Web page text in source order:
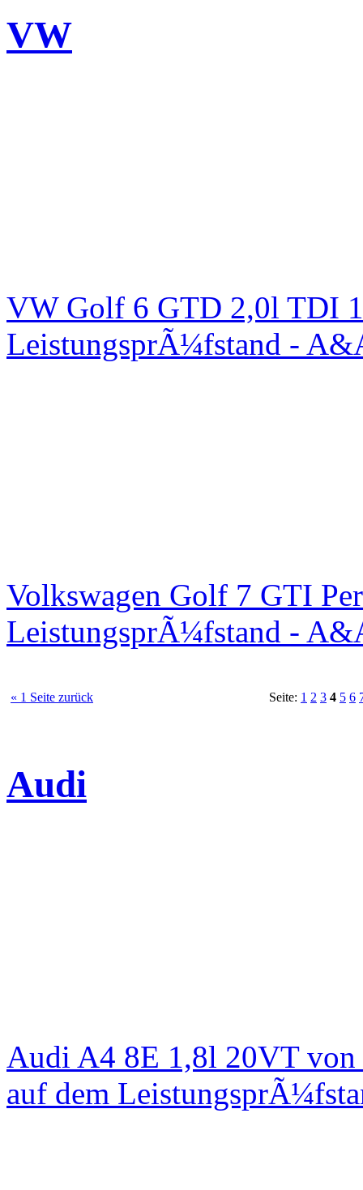
VW
VW Golf 6 GTD 2,0l TDI
LeistungsprÃ¼fstand -
Volkswagen Golf 7 GTI
LeistungsprÃ¼fstand -
« 1 Seite zurück Seite: 1 2 3 4 5 6
Audi
Audi A4 8E 1,8l 20VT
auf dem